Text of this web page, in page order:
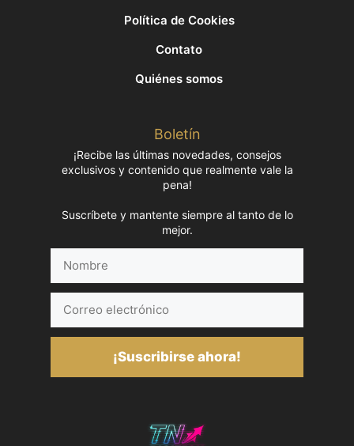
Política de Cookies
Contato
Quiénes somos
Boletín
¡Recibe las últimas novedades, consejos
exclusivos y contenido que realmente vale la
pena!
Suscríbete y mantente siempre al tanto de lo
mejor.
electrónico
¡Suscribirse ahora!